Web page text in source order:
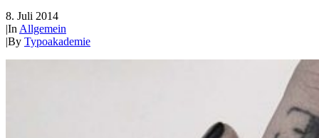
8. Juli 2014
|In Allgemein
|By Typoakademie